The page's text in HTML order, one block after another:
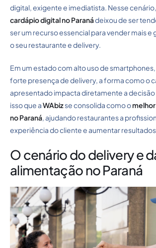
digital, exigente e imediatista. Nesse
cardápio digital no Paranádeixou de ser
ser um recurso essencial para vender mais e
o seu restaurante e delivery.
Em um estado com alto uso de
forte presença de delivery, a forma como o
apresentado impacta diretamente a decisão
isso que aWAbizse consolida como o
no Paraná, ajudando restaurantes a
experiência do cliente e aumentar
O cenário do delivery e
alimentação no Paraná